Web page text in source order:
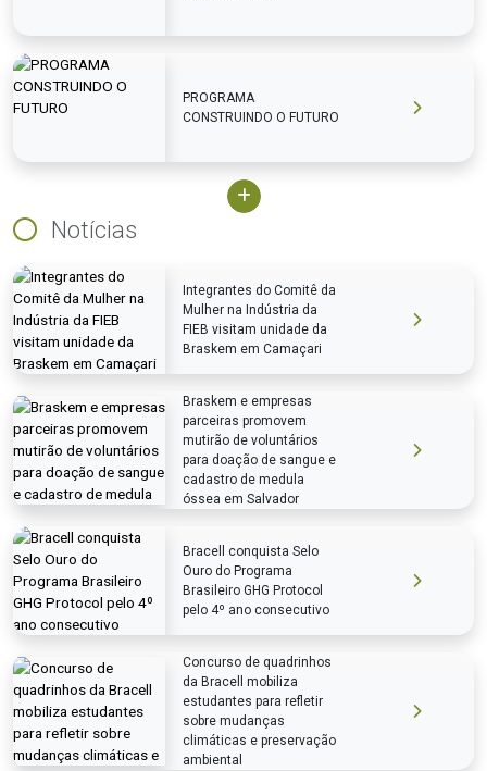
PROGRAMA
CONSTRUINDO O FUTURO
Notícias
Integrantes do Comitê da
Mulher na Indústria da
FIEB visitam unidade da
Braskem em Camaçari
Braskem e empresas
parceiras promovem
mutirão de voluntários
para doação de sangue e
cadastro de medula
óssea em Salvador
Bracell conquista Selo
Ouro do Programa
Brasileiro GHG Protocol
pelo 4º ano consecutivo
Concurso de quadrinhos
da Bracell mobiliza
estudantes para refletir
sobre mudanças
climáticas e preservação
ambiental